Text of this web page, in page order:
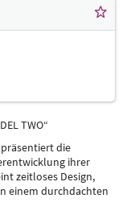
TWO“
präsentiert die
ihrer
zeitloses Design,
einem durchdachten